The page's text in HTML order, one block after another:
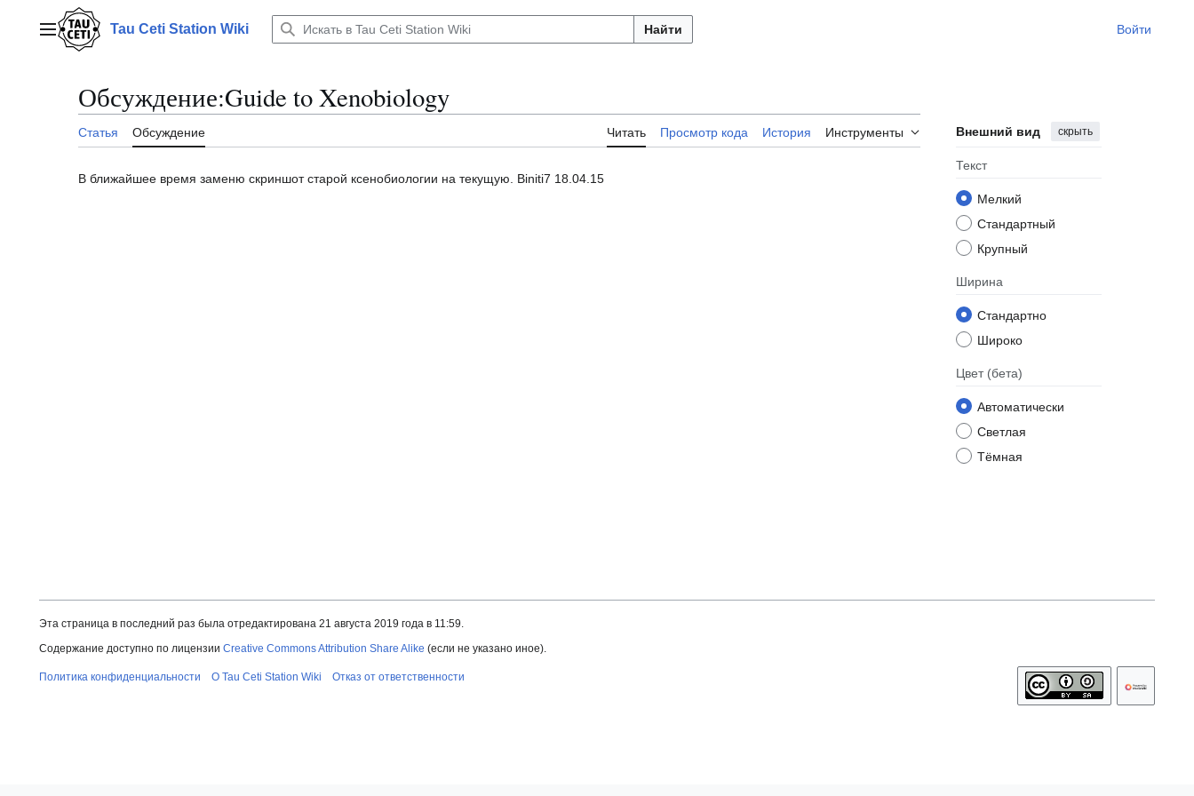
содержаниюГлавное менюTau Ceti Station Wiki Найти Войти
Обсуждение:Guide to Xenobiology
Статья Обсуждение Читать Просмотр кода История Инструменты Внешний вид скрыть
Текст
Мелкий
Стандартный
Крупный
Ширина
Стандартно
Широко
Цвет (бета)
Автоматически
Светлая
Тёмная
В ближайшее время заменю скриншот старой ксенобиологии на текущую. Biniti7 18.04.15
Эта страница в последний раз была отредактирована 21 августа 2019 года в 11:59.
Содержание доступно по лицензии Creative Commons Attribution Share Alike (если не указано иное).
Политика конфиденциальности О Tau Ceti Station Wiki Отказ от ответственности